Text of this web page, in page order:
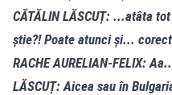
CĂTĂLIN LĂSCUȚ: ...atâta
știe?! Poate atunci și...
RACHE AURELIAN-FELIX:
LĂSCUȚ: Aicea sau în